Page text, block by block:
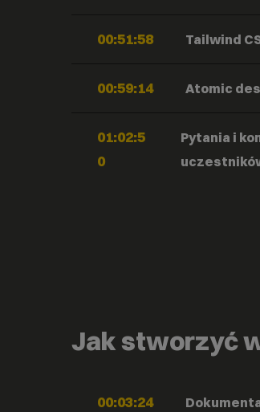
00:51:58 Tailwind
00:59:14 Atomic
01:02:5
0
Pytania i
Jak stworzyć
00:03:24